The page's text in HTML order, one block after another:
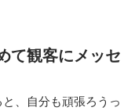
て観客にメッセ
、自分も頑張ろうっ